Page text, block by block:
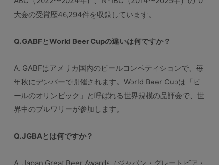
大会の受賞歴46,294件を収録しています。
Q. GABFとWorld Beer Cupの違いは何ですか？
A. GABFはアメリカ国内のビールコンペティションで、毎
年秋にデンバーで開催されます。World Beer Cupは「ビ
ールのオリンピック」と呼ばれる世界規模の品評会で、世
界中のブルワリーが参加します。
Q. JGBAとは何ですか？
A. Japan Great Beer Awards（ジャパン・グレートビア・